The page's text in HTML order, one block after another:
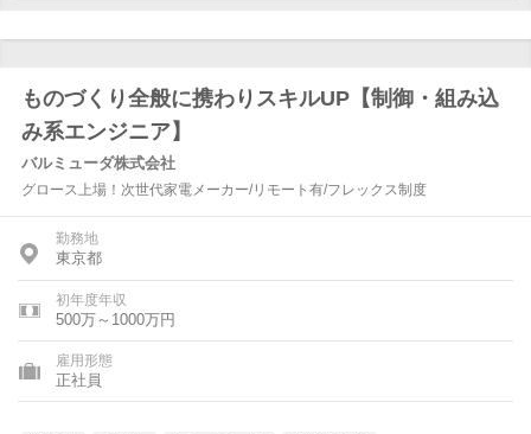
ものづくり全般に携わりスキルUP【制御・組み込
み系エンジニア】
バルミューダ株式会社
グロース上場！次世代家電メーカー/リモート有/フレックス制度
勤務地
東京都
初年度年収
500万～1000万円
雇用形態
正社員